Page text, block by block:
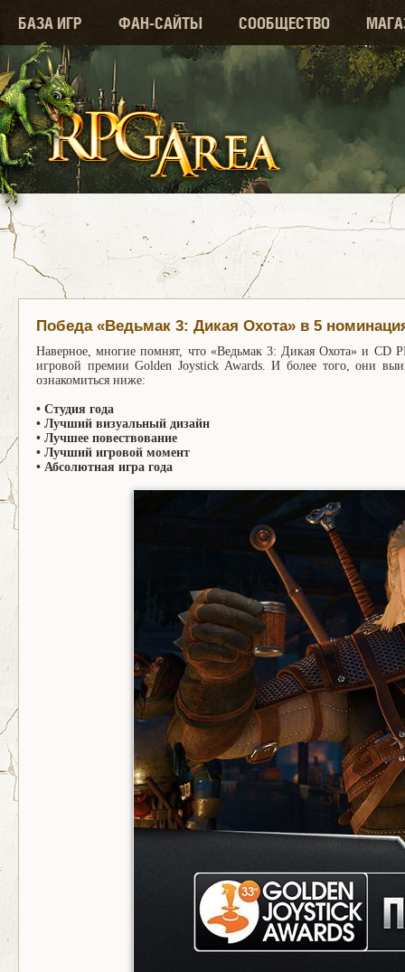
БАЗА ИГР ФАН-САЙТЫ СООБЩЕСТВО
Победа «Ведьмак 3: Дикая Охота» в 5
Наверное, многие помнят, что «Ведьмак 3: Дикая Охота» и CD
игровой премии Golden Joystick Awards. И более того, они
ознакомиться ниже:
• Студия года
• Лучший визуальный дизайн
• Лучшее повествование
• Лучший игровой момент
• Абсолютная игра года